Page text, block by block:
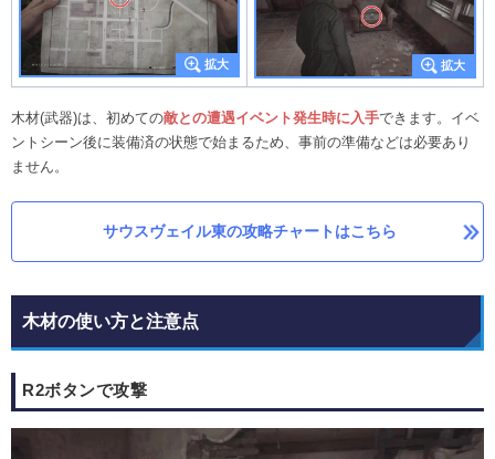
木材(武器)は、初めての敵との遭遇イベント発生時に入手できます。イベ
ントシーン後に装備済の状態で始まるため、事前の準備などは必要あり
ません。
サウスヴェイル東の攻略チャートはこちら
木材の使い方と注意点
R2ボタンで攻撃